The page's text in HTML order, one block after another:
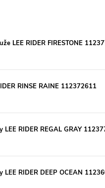
LEE RIDER FIRESTONE
RINSE RAINE 112372611
LEE RIDER REGAL GRAY
LEE RIDER DEEP OCEAN